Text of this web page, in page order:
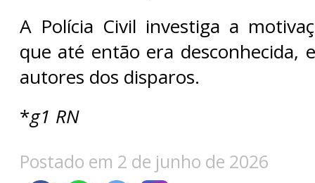
A Polícia Civil investiga a
que até então era desconhecida,
autores dos disparos.
*g1 RN
Postado em 2 de junho de 2026